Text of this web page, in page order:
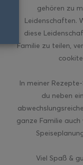
gehören zu
Leidenschaften.
diese
Familie zu teilen,
In meiner
du neben
ganze Familie
Viel Spaß &